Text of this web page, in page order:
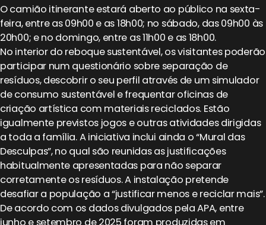
O camião itinerante estará aberto ao público na sexta-
feira, entre as 09h00 e as 18h00; no sábado, das 09h00 às
20h00; e no domingo, entre as 11h00 e as 18h00.
No interior do reboque sustentável, os visitantes poderão
participar num questionário sobre separação de
resíduos, descobrir o seu perfil através de um simulador
de consumo sustentável e frequentar oficinas de
criação artística com materiais reciclados. Estão
igualmente previstos jogos e outras atividades dirigidas
a toda a família. A iniciativa inclui ainda o “Mural das
Desculpas”, no qual são reunidas as justificações
habitualmente apresentadas para não separar
corretamente os resíduos. A instalação pretende
desafiar a população a “justificar menos e reciclar mais”.
De acordo com os dados divulgados pela APA, entre